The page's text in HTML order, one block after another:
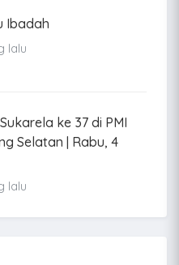
Ibadah
lalu
ke 37 di PMI
Selatan | Rabu, 4
lalu